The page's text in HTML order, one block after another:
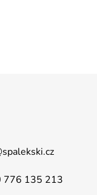
spalekski.cz
776 135 213